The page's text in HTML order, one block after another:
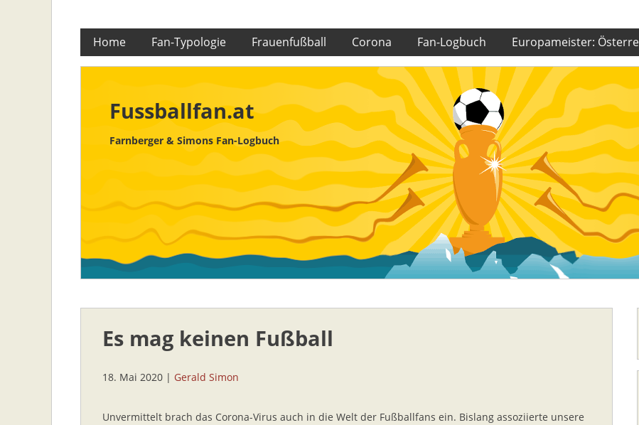
Skip
content
Home Fan-Typologie Frauenfußball Corona Fan-Logbuch Europameister:
Fussballfan.at
Farnberger & Simons Fan-Logbuch
Es mag keinen Fußball
18. Mai 2020 | Gerald Simon
Unvermittelt brach das Corona-Virus auch in die Welt der Fußballfans ein. Bislang assoziierte unsere